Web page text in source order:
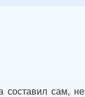
составил сам, не